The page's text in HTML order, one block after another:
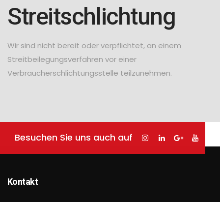
Streitschlichtung
Wir sind nicht bereit oder verpflichtet, an einem
Streitbeilegungsverfahren vor einer
Verbraucherschlichtungsstelle teilzunehmen.
Besuchen Sie uns auch auf
Kontakt